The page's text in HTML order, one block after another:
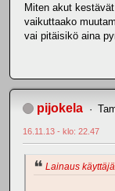
Miten akut
vaikuttaako
vai pitäisikö aina
pijokela
16.11.13 - klo: 22.47
Lainaus